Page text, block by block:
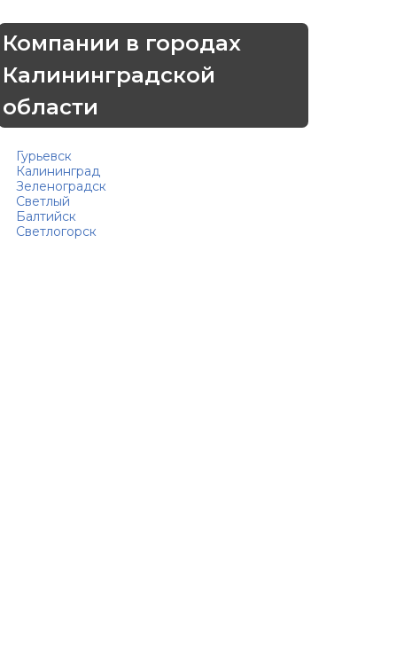
Компании в городах
Калининградской
области
Гурьевск
Калининград
Зеленоградск
Светлый
Балтийск
Светлогорск